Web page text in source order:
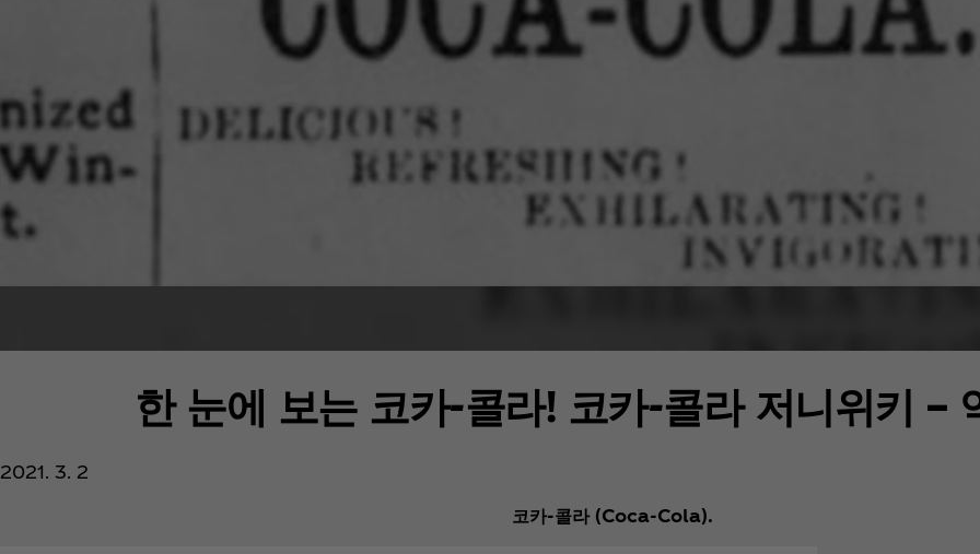
한 눈에 보는 코카-콜라! 코카-콜라 저니위키 –
2021. 3. 2
코카-콜라 (Coca‑Cola).